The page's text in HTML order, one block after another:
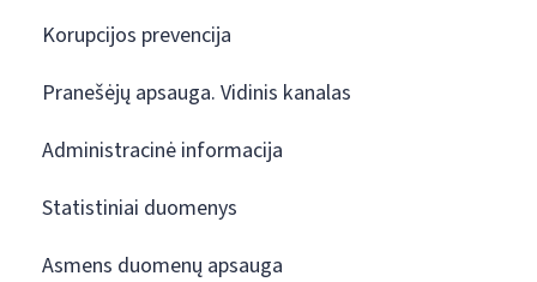
Korupcijos prevencija
Pranešėjų apsauga. Vidinis kanalas
Administracinė informacija
Statistiniai duomenys
Asmens duomenų apsauga